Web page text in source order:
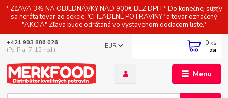
* ZĽAVA 3% NA OBJEDNÁVKY NAD 900€ BEZ DPH * Do konečnej sumy
sa neráta tovar zo sekcie "CHLADENÉ POTRAVINY" a tovar označený
"AKCIA" Zľava bude odrátaná vo vystavenom dodacom liste.*
Menu
EUR
+421 903 886 026
(Po-Pia, 7-15 hod.)
0 ks
za